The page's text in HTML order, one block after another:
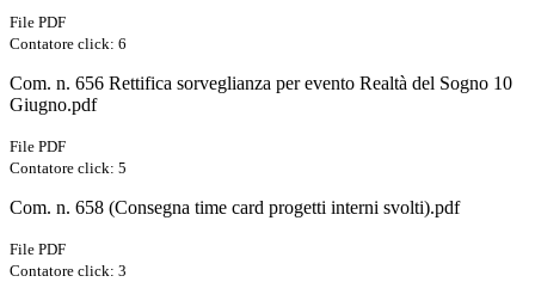
File PDF
Contatore click: 6
Com. n. 656 Rettifica sorveglianza per evento Realtà del Sogno 10
Giugno.pdf
File PDF
Contatore click: 5
Com. n. 658 (Consegna time card progetti interni svolti).pdf
File PDF
Contatore click: 3